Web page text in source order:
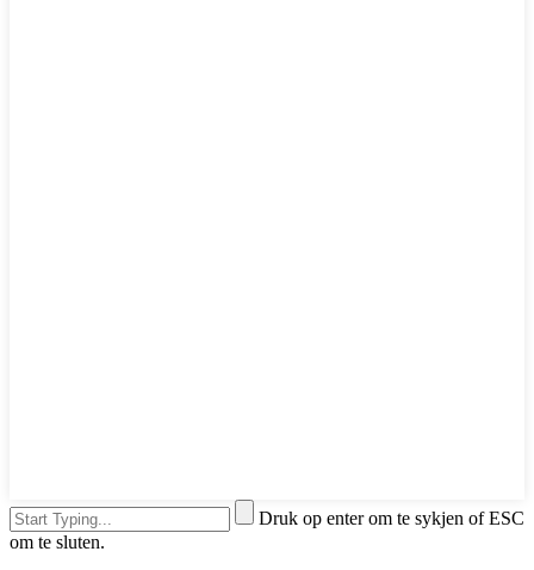
Druk op enter om te sykjen of ESC
om te sluten.